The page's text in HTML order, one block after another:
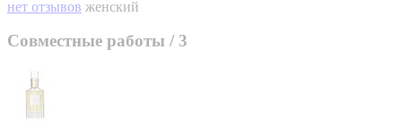
нет отзывов женский
Совместные работы / 3